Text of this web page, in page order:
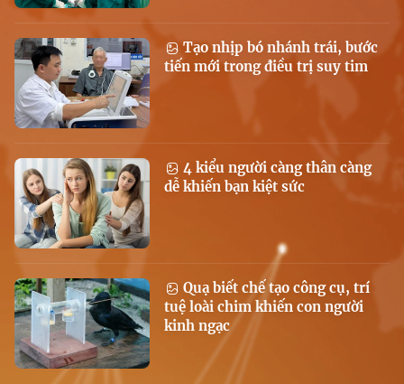
Tạo nhịp bó nhánh trái, bước
tiến mới trong điều trị suy tim
4 kiểu người càng thân càng
dễ khiến bạn kiệt sức
Quạ biết chế tạo công cụ, trí
tuệ loài chim khiến con người
kinh ngạc